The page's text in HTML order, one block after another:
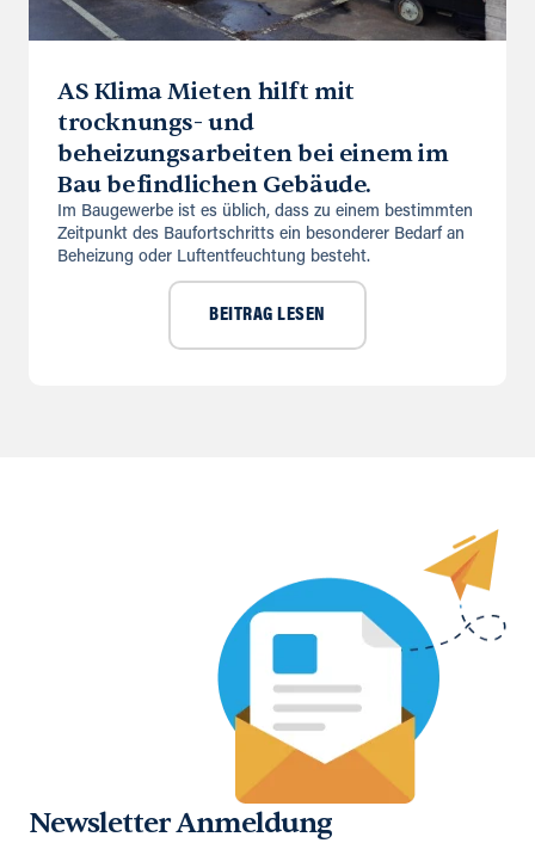
AS Klima Mieten hilft mit
trocknungs- und
beheizungsarbeiten bei einem im
Bau befindlichen Gebäude.
Im Baugewerbe ist es üblich, dass zu einem bestimmten
Zeitpunkt des Baufortschritts ein besonderer Bedarf an
Beheizung oder Luftentfeuchtung besteht.
BEITRAG LESEN
Newsletter Anmeldung